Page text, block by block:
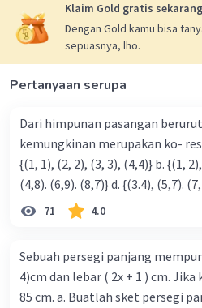
Klaim Gold gratis
Dengan Gold kamu bisa
sepuasnya, lho.
Pertanyaan serupa
Dari himpunan pasangan
kemungkinan merupakan ko- respondensi satu-satu? a.
{(1, 1), (2, 2), (3, 3), (4,4)} b. {(1, 2), (2, 3), (3, 4). (4,5)} c. {(2,7).
(4,8). (6,9). (8,7)} d. {(3.4),
71 4.0
Sebuah persegi panjang
4)cm dan lebar ( 2x + 1 ) cm.
85 cm. a. Buatlah sket persegi